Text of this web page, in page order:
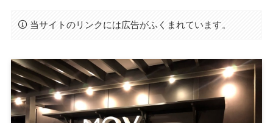
当サイトのリンクには広告がふくまれています。